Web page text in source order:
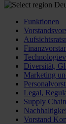
Funktionen
Diversität,
Marketing
Legal,
Supply
Vorstand